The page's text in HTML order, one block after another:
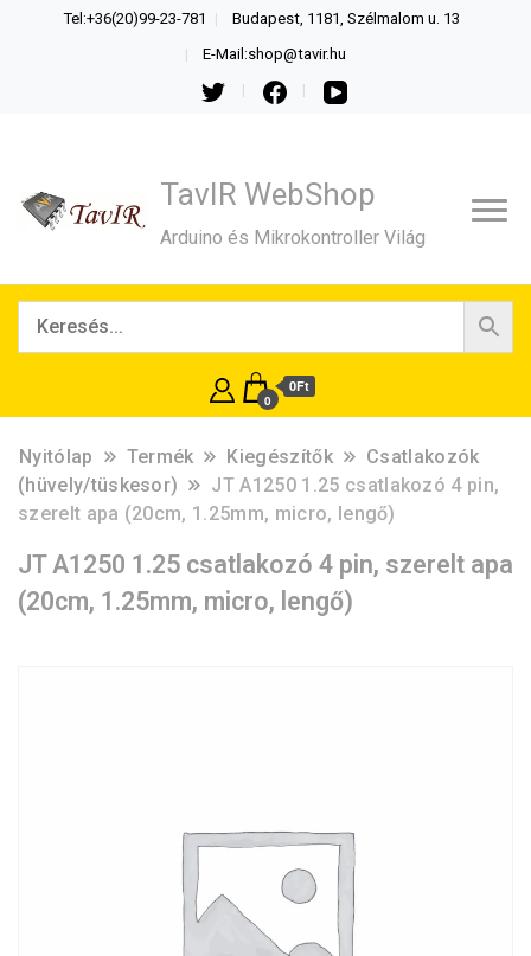
Tel:+36(20)99-23-781 Budapest, 1181, Szélmalom u. 13
E-Mail:shop@tavir.hu
TavIR WebShop
Arduino és Mikrokontroller Világ
0
0Ft
Nyitólap Termék Kiegészítők
Csatlakozók
(hüvely/tüskesor)
JT A1250 1.25 csatlakozó 4 pin,
szerelt apa (20cm, 1.25mm, micro, lengő)
JT A1250 1.25 csatlakozó 4 pin, szerelt apa
(20cm, 1.25mm, micro, lengő)